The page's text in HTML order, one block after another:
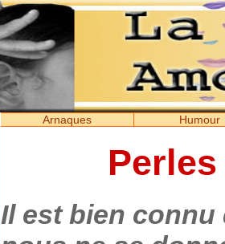
Arnaques Humour
Il est bien